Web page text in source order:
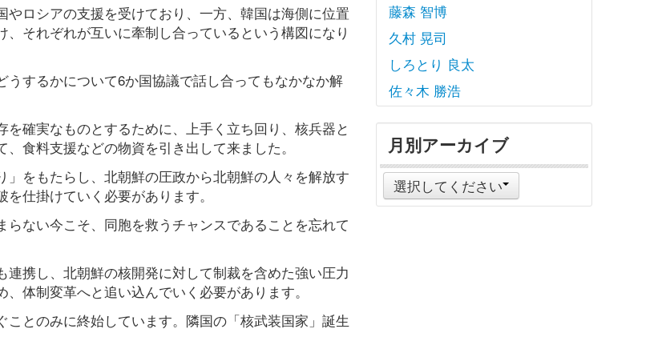
ロシアの支援を受けており、一方、韓国は海側に位置
それぞれが互いに牽制し合っているという構図になり
するかについて6か国協議で話し合ってもなかなか解
確実なものとするために、上手く立ち回り、核兵器と
食料支援などの物資を引き出して来ました。
をもたらし、北朝鮮の圧政から北朝鮮の人々を解放す
仕掛けていく必要があります。
ない今こそ、同胞を救うチャンスであることを忘れて
携し、北朝鮮の核開発に対して制裁を含めた強い圧力
体制変革へと追い込んでいく必要があります。
とのみに終始しています。隣国の「核武装国家」誕生
藤森 智博
久村 晃司
しろとり 良太
佐々木 勝浩
月別アーカイブ
選択してください